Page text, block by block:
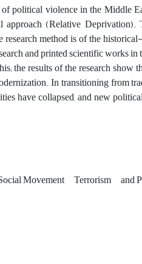
political violence in the Middle
(Relative
method is of the
and printed scientific works
the results of the research
In transitioning from
have collapsed, and new
Movement Terrorism and